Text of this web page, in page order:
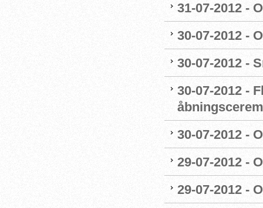
31-07-2012 -
30-07-2012 -
30-07-2012 -
30-07-2012 -
30-07-2012 -
29-07-2012 -
29-07-2012 -